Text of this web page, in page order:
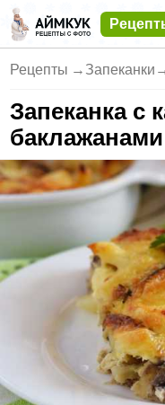
Рецепты → Запеканки
Запеканка с
баклажанами